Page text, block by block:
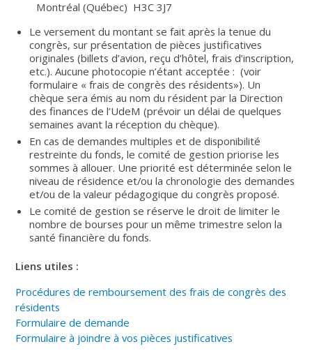
Montréal (Québec) H3C 3J7
Le versement du montant se fait après la tenue du
congrès, sur présentation de pièces justificatives
originales (billets d’avion, reçu d’hôtel, frais d’inscription,
etc.). Aucune photocopie n’étant acceptée : (voir
formulaire « frais de congrès des résidents»). Un
chèque sera émis au nom du résident par la Direction
des finances de l’UdeM (prévoir un délai de quelques
semaines avant la réception du chèque).
En cas de demandes multiples et de disponibilité
restreinte du fonds, le comité de gestion priorise les
sommes à allouer. Une priorité est déterminée selon le
niveau de résidence et/ou la chronologie des demandes
et/ou de la valeur pédagogique du congrès proposé.
Le comité de gestion se réserve le droit de limiter le
nombre de bourses pour un même trimestre selon la
santé financière du fonds.
Liens utiles :
Procédures de remboursement des frais de congrès des
résidents
Formulaire de demande
Formulaire à joindre à vos pièces justificatives